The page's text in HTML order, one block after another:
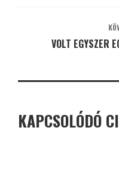
VOLT EGYSZER
KAPCSOLÓDÓ